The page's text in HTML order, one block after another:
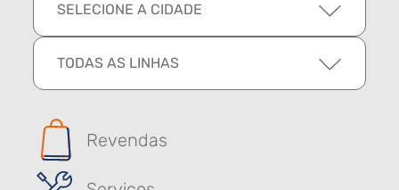
SELECIONE A CIDADE
TODAS AS LINHAS
Revendas